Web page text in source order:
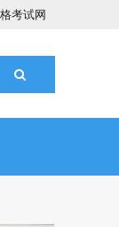
考试网